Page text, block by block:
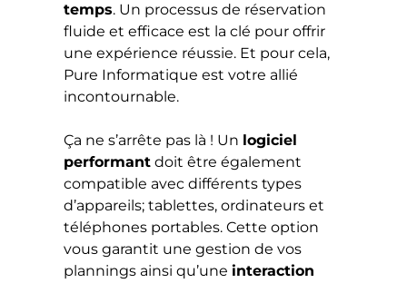
temps. Un processus de réservation
fluide et efficace est la clé pour offrir
une expérience réussie. Et pour cela,
Pure Informatique est votre allié
incontournable.
Ça ne s’arrête pas là ! Un logiciel
performant doit être également
compatible avec différents types
d’appareils; tablettes, ordinateurs et
téléphones portables. Cette option
vous garantit une gestion de vos
plannings ainsi qu’une interaction